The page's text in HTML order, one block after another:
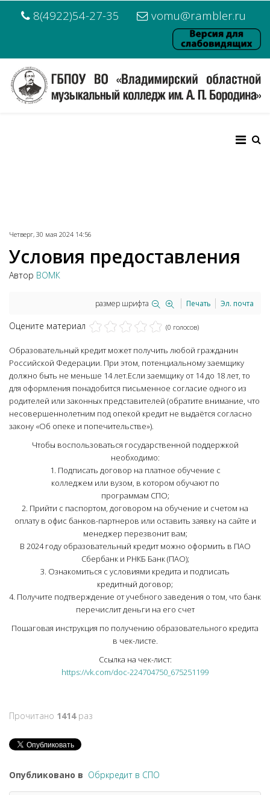
8(4922)54-27-35 vomu@rambler.ru
Четверг, 30 мая 2024 14:56
Условия предоставления
Автор ВОМК
размер шрифта Печать Эл. почта
Оцените материал (0 голосов)
Образовательный кредит может получить любой гражданин
Российской Федерации. При этом, потенциальному заемщику
должно быть не меньше 14 лет.Если заемщику от 14 до 18 лет, то
для оформления понадобится письменное согласие одного из
родителей или законных представителей (обратите внимание, что
несовершеннолетним под опекой кредит не выдаётся согласно
закону «Об опеке и попечительстве»).
Чтобы воспользоваться государственной поддержкой
необходимо:
1. Подписать договор на платное обучение с
колледжем или вузом, в котором обучают по
программам СПО;
2. Прийти с паспортом, договором на обучение и счетом на
оплату в офис банков-партнеров или оставить заявку на сайте и
менеджер перезвонит вам;
В 2024 году образовательный кредит можно оформить в ПАО
Сбербанк и РНКБ Банк (ПАО);
3. Ознакомиться с условиями кредита и подписать
кредитный договор;
4. Получите подтверждение от учебного заведения о том, что банк
перечислит деньги на его счет
Пошаговая инструкция по получению образовательного кредита
в чек-листе.
Ссылка на чек-лист:
https://vk.com/doc-224704750_675251199
Прочитано 1414раз
Опубликовано в Обркредит в СПО